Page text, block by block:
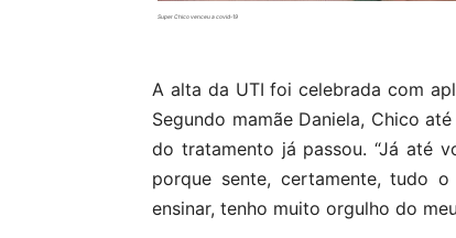
Super Chico venceu a covid-19
A alta da UTI foi celebrada com
Segundo mamãe Daniela, Chico
do tratamento já passou. “Já até
porque sente, certamente, tudo
ensinar, tenho muito orgulho do